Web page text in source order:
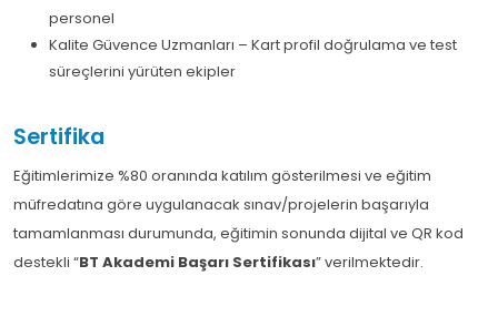
personel
Kalite Güvence Uzmanları – Kart profil doğrulama ve test
süreçlerini yürüten ekipler
Sertifika
Eğitimlerimize %80 oranında katılım gösterilmesi ve eğitim
müfredatına göre uygulanacak sınav/projelerin başarıyla
tamamlanması durumunda, eğitimin sonunda dijital ve QR kod
destekli “BT Akademi Başarı Sertifikası” verilmektedir.